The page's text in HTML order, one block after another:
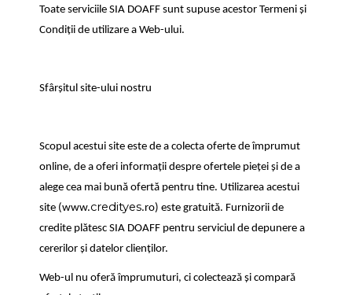
Toate serviciile SIA DOAFF sunt supuse acestor Termeni și
Condiții de utilizare a Web-ului.
Sfârșitul site-ului nostru
Scopul acestui site este de a colecta oferte de împrumut
online, de a oferi informații despre ofertele pieței și de a
alege cea mai bună ofertă pentru tine. Utilizarea acestui
site (www.credityes.ro) este gratuită. Furnizorii de
credite plătesc SIA DOAFF pentru serviciul de depunere a
cererilor și datelor clienților.
Web-ul nu oferă împrumuturi, ci colectează și compară